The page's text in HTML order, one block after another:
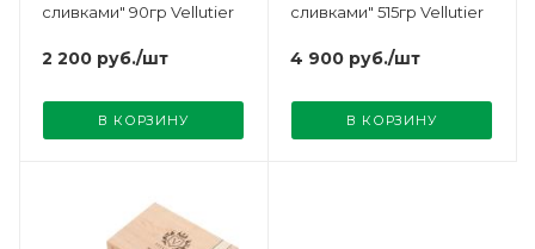
сливками" 90гр Vellutier
2 200 руб./шт
В КОРЗИНУ
сливками" 515гр Vellutier
4 900 руб./шт
В КОРЗИНУ